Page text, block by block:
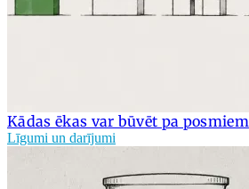
Kādas ēkas var būvēt pa posmiem
Līgumi un darījumi